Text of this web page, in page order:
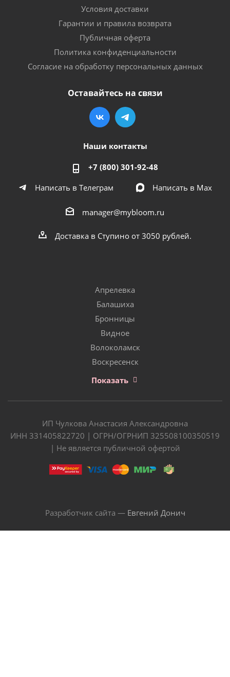
Условия доставки
Гарантии и правила возврата
Публичная оферта
Политика конфиденциальности
Согласие на обработку персональных данных
Оставайтесь на связи
Наши контакты
+7 (800) 301-92-48
Написать в Телеграм
Написать в Мах
manager@mybloom.ru
Доставка в Ступино от 3050 рублей.
Апрелевка
Балашиха
Бронницы
Видное
Волоколамск
Воскресенск
Показать
ИП Чулкова Анастасия Александровна
ИНН 331405822720 | ОГРН/ОГРНИП 325508100350519
| Не является публичной офертой
Разработчик сайта — Евгений Донич